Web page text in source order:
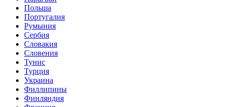
Польша
Португалия
Румыния
Сербия
Словакия
Словения
Тунис
Турция
Украина
Филлипины
Финляндия